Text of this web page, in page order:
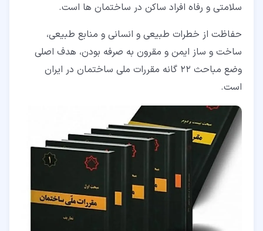
سلامتی و رفاه افراد ساکن در ساختمان ها است.
حفاظت از خطرات طبیعی و انسانی و منابع طبیعی،
ساخت و ساز ایمن و مقرون به صرفه بودن، هدف اصلی
وضع مباحث 22 گانه مقررات ملی ساختمان در ایران
است.